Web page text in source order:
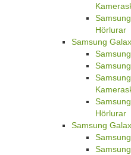
Hörlurar
Samsung
Hörlurar
Samsung